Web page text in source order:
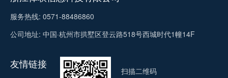
服务热线: 0571-88486860
公司地址: 中国·杭州市拱墅区登云路518号西城时代1幢14F
友情链接
扫描二维码